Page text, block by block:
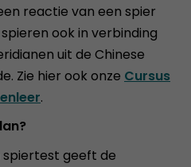
reactie van een spier
ook in verbinding
uit de Chinese
Zie hier ook onze Cursus
.
spiertest geeft de